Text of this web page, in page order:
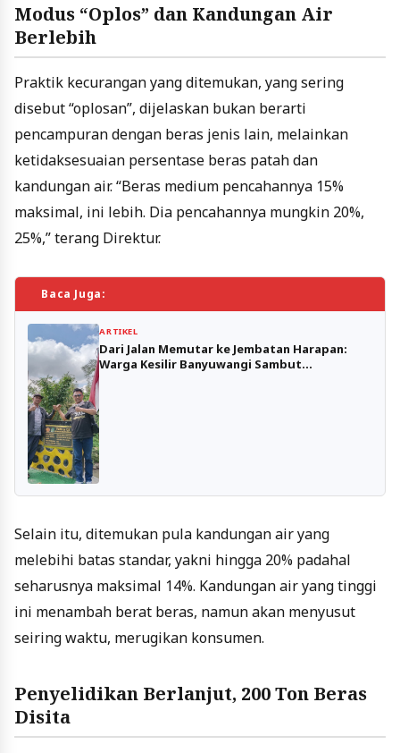
Modus “Oplos” dan Kandungan Air
Berlebih
Praktik kecurangan yang ditemukan, yang sering
disebut “oplosan”, dijelaskan bukan berarti
pencampuran dengan beras jenis lain, melainkan
ketidaksesuaian persentase beras patah dan
kandungan air. “Beras medium pencahannya 15%
maksimal, ini lebih. Dia pencahannya mungkin 20%,
25%,” terang Direktur.
Baca Juga:
ARTIKEL
Dari Jalan Memutar ke Jembatan Harapan:
Warga Kesilir Banyuwangi Sambut
Selain itu, ditemukan pula kandungan air yang
melebihi batas standar, yakni hingga 20% padahal
seharusnya maksimal 14%. Kandungan air yang tinggi
ini menambah berat beras, namun akan menyusut
seiring waktu, merugikan konsumen.
Penyelidikan Berlanjut, 200 Ton Beras
Disita